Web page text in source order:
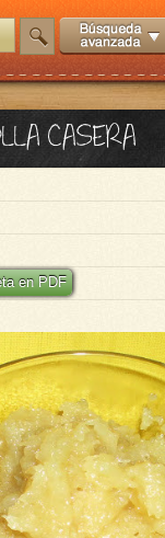
CASERA
en PDF